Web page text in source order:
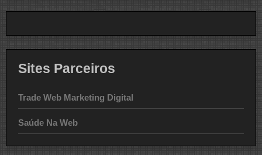
Sites Parceiros
Trade Web Marketing Digital
Saúde Na Web